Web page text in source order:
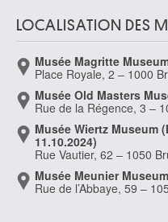
LOCALISATION DES
Musée Magritte
Place Royale, 2 – 1000
Musée Old Masters
Rue de la Régence, 3 –
Musée Wiertz Museum
11.10.2024)
Rue Vautier, 62 – 1050
Musée Meunier Museum
Rue de l’Abbaye, 59 –